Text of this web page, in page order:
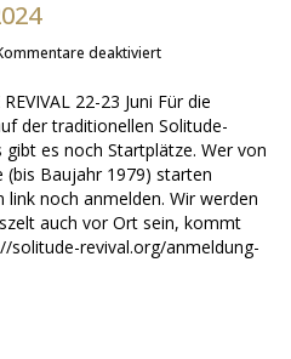
deaktiviertfür
Revival
2024
22-23 Juni Für die
der traditionellen Solitude-
es noch Startplätze. Wer von
(bis Baujahr 1979) starten
noch anmelden. Wir werden
auch vor Ort sein, kommt
solitude-revival.org/anmeldung-